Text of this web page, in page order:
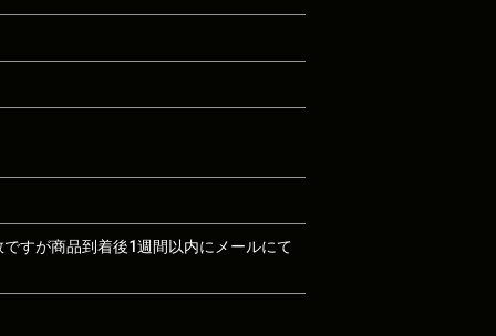
すが商品到着後1週間以内にメールにて